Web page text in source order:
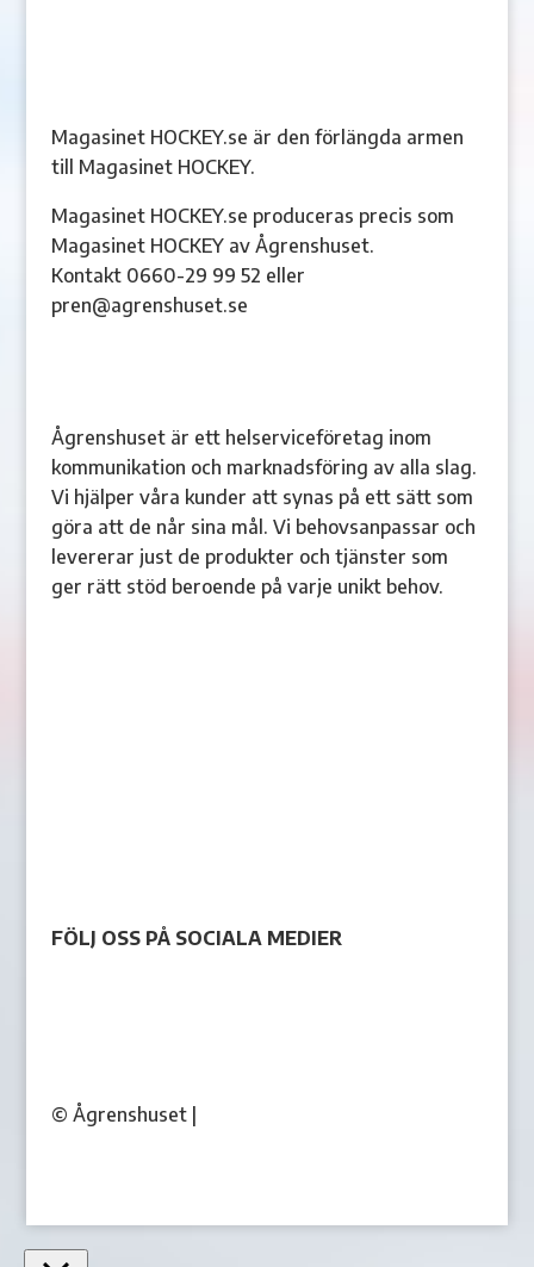
p
e
Magasinet HOCKEY.se är den förlängda armen
till Magasinet HOCKEY.
Magasinet HOCKEY.se produceras precis som
Magasinet HOCKEY av Ågrenshuset.
Kontakt 0660-29 99 52 eller
pren@agrenshuset.se
Ågrenshuset är ett helserviceföretag inom
kommunikation och marknadsföring av alla slag.
Vi hjälper våra kunder att synas på ett sätt som
göra att de når sina mål. Vi behovsanpassar och
levererar just de produkter och tjänster som
ger rätt stöd beroende på varje unikt behov.
FÖLJ OSS PÅ SOCIALA MEDIER
© Ågrenshuset |